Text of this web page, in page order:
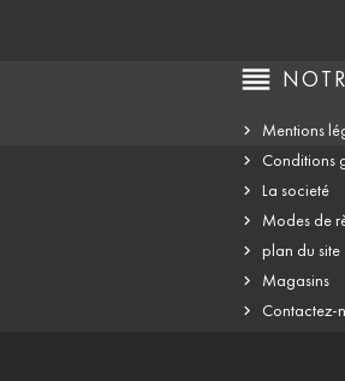
reorder
Mentions
Conditions
La societé
Modes de
plan du site
Magasins
Contactez-